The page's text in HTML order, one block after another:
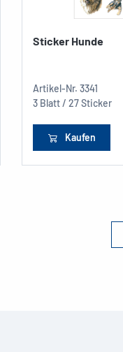
Sticker Hunde
Artikel-Nr. 3341
3 Blatt / 27 Sticker
Kaufen